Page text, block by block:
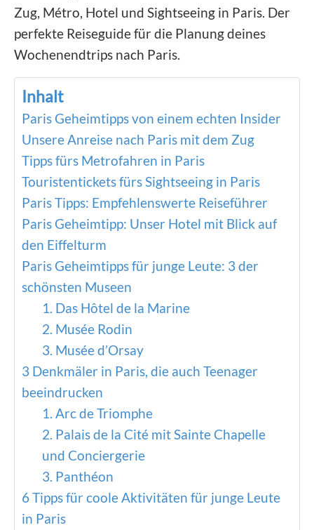
Zug, Métro, Hotel und Sightseeing in Paris. Der
perfekte Reiseguide für die Planung deines
Wochenendtrips nach Paris.
Inhalt
Paris Geheimtipps von einem echten Insider
Unsere Anreise nach Paris mit dem Zug
Tipps fürs Metrofahren in Paris
Touristentickets fürs Sightseeing in Paris
Paris Tipps: Empfehlenswerte Reiseführer
Paris Geheimtipp: Unser Hotel mit Blick auf
den Eiffelturm
Paris Geheimtipps für junge Leute: 3 der
schönsten Museen
1. Das Hôtel de la Marine
2. Musée Rodin
3. Musée d’Orsay
3 Denkmäler in Paris, die auch Teenager
beeindrucken
1. Arc de Triomphe
2. Palais de la Cité mit Sainte Chapelle
und Conciergerie
3. Panthéon
6 Tipps für coole Aktivitäten für junge Leute
in Paris